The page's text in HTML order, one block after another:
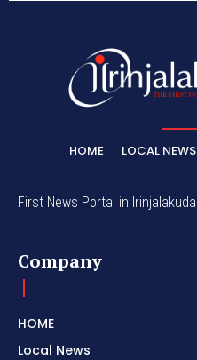
HOME LOCAL NEWS
First News Portal in Irinjalakuda.
Company
HOME
Local News